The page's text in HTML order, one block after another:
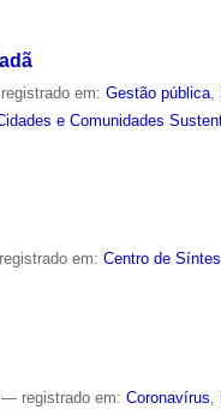
em:Gestão pública
e Comunidades
em:Centro de
— registrado em:Coronavírus,